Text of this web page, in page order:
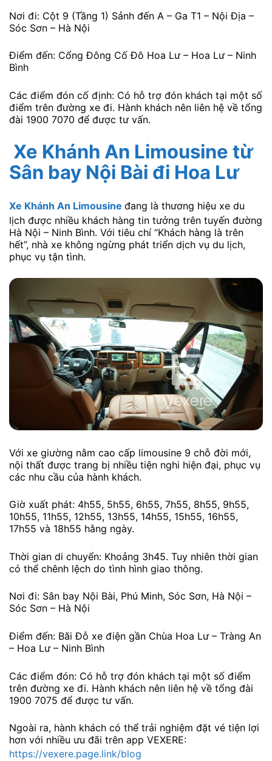
Nơi đi: Cột 9 (Tầng 1) Sảnh đến A – Ga T1 – Nội Địa –
Sóc Sơn – Hà Nội
Điểm đến: Cổng Đông Cố Đô Hoa Lư – Hoa Lư – Ninh
Bình
Các điểm đón cố định: Có hỗ trợ đón khách tại một số
điểm trên đường xe đi. Hành khách nên liên hệ về tổng
đài 1900 7070 để được tư vấn.
Xe Khánh An Limousine từ
Sân bay Nội Bài đi Hoa Lư
Xe Khánh An Limousine đang là thương hiệu xe du
lịch được nhiều khách hàng tin tưởng trên tuyến đường
Hà Nội – Ninh Bình. Với tiêu chí “Khách hàng là trên
hết”, nhà xe không ngừng phát triển dịch vụ du lịch,
phục vụ tận tình.
Với xe giường nằm cao cấp limousine 9 chỗ đời mới,
nội thất được trang bị nhiều tiện nghi hiện đại, phục vụ
các nhu cầu của hành khách.
Giờ xuất phát: 4h55, 5h55, 6h55, 7h55, 8h55, 9h55,
10h55, 11h55, 12h55, 13h55, 14h55, 15h55, 16h55,
17h55 và 18h55 hằng ngày.
Thời gian di chuyển: Khoảng 3h45. Tuy nhiên thời gian
có thể chênh lệch do tình hình giao thông.
Nơi đi: Sân bay Nội Bài, Phú Minh, Sóc Sơn, Hà Nội –
Sóc Sơn – Hà Nội
Điểm đến: Bãi Đỗ xe điện gần Chùa Hoa Lư – Tràng An
– Hoa Lư – Ninh Bình
Các điểm đón: Có hỗ trợ đón khách tại một số điểm
trên đường xe đi. Hành khách nên liên hệ về tổng đài
1900 7075 để được tư vấn.
Ngoài ra, hành khách có thể trải nghiệm đặt vé tiện lợi
hơn với nhiều ưu đãi trên app VEXERE:
https://vexere.page.link/blog